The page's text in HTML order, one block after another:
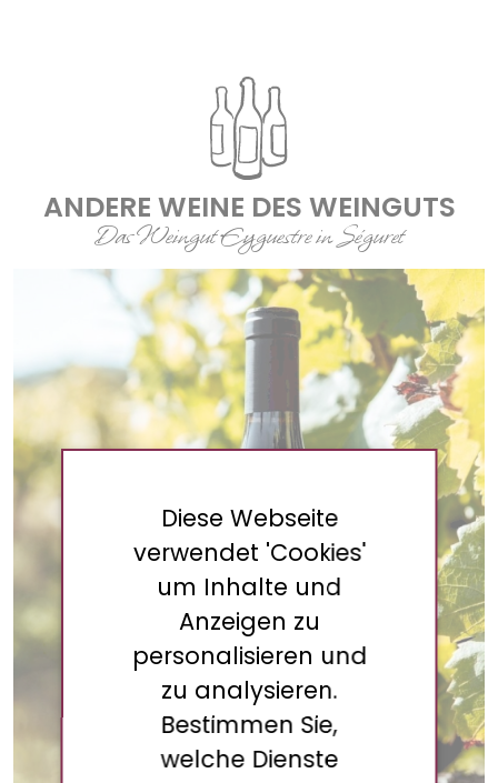
ANDERE WEINE DES WEINGUTS
Das Weingut Eyguestre in Séguret
Diese Webseite
verwendet 'Cookies'
um Inhalte und
Anzeigen zu
personalisieren und
zu analysieren.
Bestimmen Sie,
welche Dienste